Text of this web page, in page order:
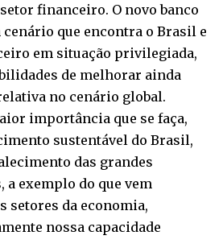
financeiro. O novo banco
que encontra o Brasil e
em situação privilegiada,
de melhorar ainda
no cenário global.
importância que se faça,
sustentável do Brasil,
das grandes
a exemplo do que vem
setores da economia,
nossa capacidade